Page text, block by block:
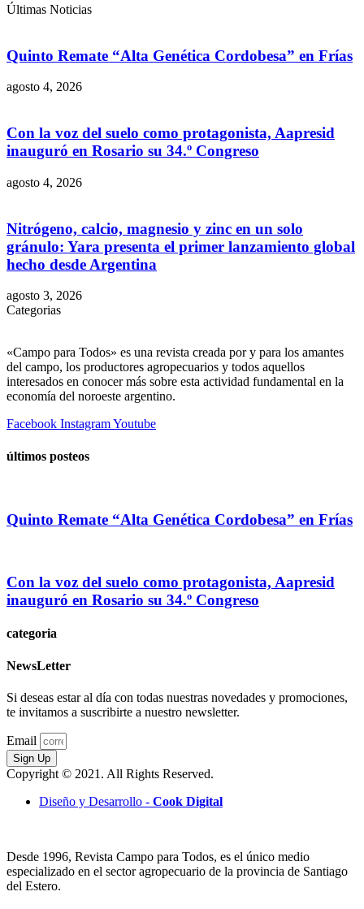
Últimas Noticias
Quinto Remate “Alta Genética Cordobesa” en Frías
agosto 4, 2026
Con la voz del suelo como protagonista, Aapresid
inauguró en Rosario su 34.º Congreso
agosto 4, 2026
Nitrógeno, calcio, magnesio y zinc en un solo
gránulo: Yara presenta el primer lanzamiento global
hecho desde Argentina
agosto 3, 2026
Categorias
«Campo para Todos» es una revista creada por y para los amantes
del campo, los productores agropecuarios y todos aquellos
interesados en conocer más sobre esta actividad fundamental en la
economía del noroeste argentino.
Facebook InstagramYoutube
últimos posteos
Quinto Remate “Alta Genética Cordobesa” en Frías
Con la voz del suelo como protagonista, Aapresid
inauguró en Rosario su 34.º Congreso
categoria
NewsLetter
Si deseas estar al día con todas nuestras novedades y promociones,
te invitamos a suscribirte a nuestro newsletter.
Email
Sign Up
Copyright © 2021. All Rights Reserved.
Diseño y Desarrollo - Cook Digital
Desde 1996, Revista Campo para Todos, es el único medio
especializado en el sector agropecuario de la provincia de Santiago
del Estero.